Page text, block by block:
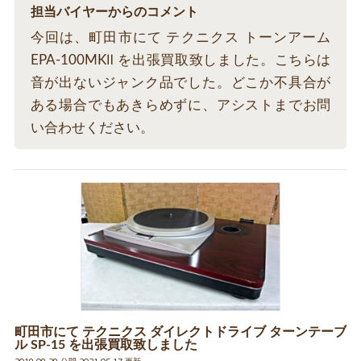
担当バイヤーからのコメント
今回は、町田市にて テクニクス トーンアーム
EPA-100MKⅡ を出張買取致しました。こちらは
音が出ないジャンク品でした。どこか不具合が
ある場合でもあきらめずに、アシストまでお問
い合わせください。
町田市にて テクニクス ダイレクトドライブ ターンテーブ
ル SP-15 を出張買取致しました